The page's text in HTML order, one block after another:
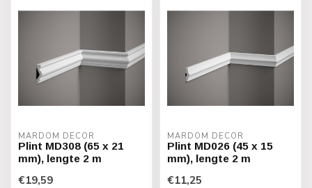
MARDOM DECOR
Plint MD308 (65 x 21
mm), lengte 2 m
€19,59
MARDOM DECOR
Plint MD026 (45 x 15
mm), lengte 2 m
€11,25